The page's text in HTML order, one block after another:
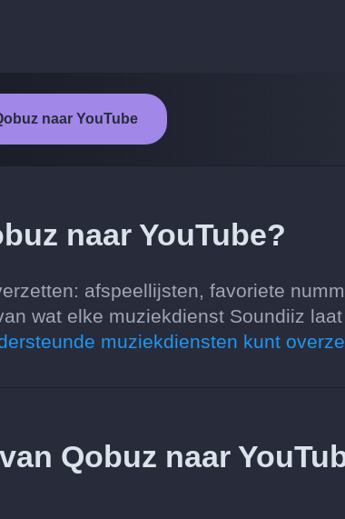
naar YouTube
naar YouTube?
afspeellijsten, favoriete
wat elke muziekdienst Soundiiz laat
muziekdiensten kunt
Qobuz naar